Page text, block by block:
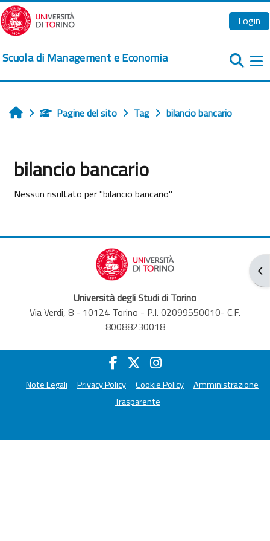
Vai al contenuto principale
Login
Scuola di Management e Economia
HomePagine del sito Tag bilancio bancario
bilancio bancario
Nessun risultato per "bilancio bancario"
Università degli Studi di Torino
Via Verdi, 8 - 10124 Torino - P.I. 02099550010- C.F.
80088230018
Note Legali Privacy Policy Cookie Policy
Amministrazione
Trasparente